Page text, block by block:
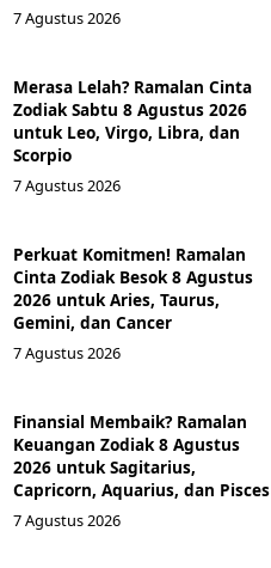
7 Agustus 2026
Merasa Lelah? Ramalan Cinta
Zodiak Sabtu 8 Agustus 2026
untuk Leo, Virgo, Libra, dan
Scorpio
7 Agustus 2026
Perkuat Komitmen! Ramalan
Cinta Zodiak Besok 8 Agustus
2026 untuk Aries, Taurus,
Gemini, dan Cancer
7 Agustus 2026
Finansial Membaik? Ramalan
Keuangan Zodiak 8 Agustus
2026 untuk Sagitarius,
Capricorn, Aquarius, dan Pisces
7 Agustus 2026